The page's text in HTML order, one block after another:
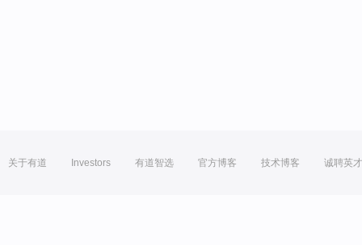
关于有道 Investors 有道智选 官方博客 技术博客 诚聘英才